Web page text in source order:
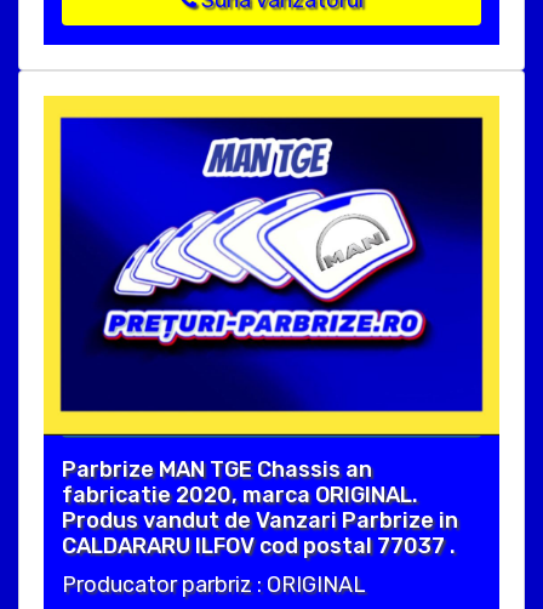
Parbrize MAN TGE Chassis an
fabricatie 2020, marca ORIGINAL.
Produs vandut de Vanzari Parbrize in
CALDARARU ILFOV cod postal 77037 .
Producator parbriz : ORIGINAL